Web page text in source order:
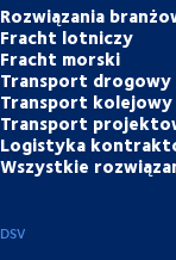
Rozwiązania
Fracht lotniczy
Fracht morski
Transport drogowy
Transport kolejowy
Transport
Logistyka
Wszystkie
DSV